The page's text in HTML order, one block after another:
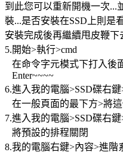
到此您可以重新開機一次...
裝...是否安裝在SSD上則是
安裝完成後再繼續甩皮鞭下
5.開始>執行>cmd
在命令字元模式下打入後
Enter~~~~
6.進入我的電腦>SSD碟右
在一般頁面的最下方>將
7.進入我的電腦>SSD碟右
將預設的排程關閉
8.我的電腦右鍵>內容>進階